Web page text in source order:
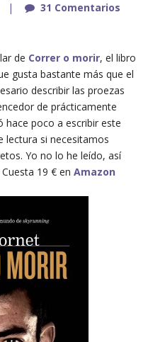
31 Comentarios
de Correr o morir, el libro
gusta bastante más que el
describir las proezas
de prácticamente
hace poco a escribir este
lectura si necesitamos
Yo no lo he leído, así
19 € en Amazon